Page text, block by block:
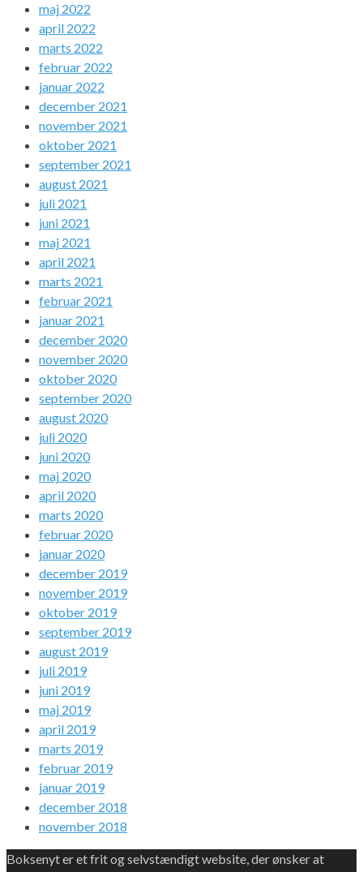
maj 2022
april 2022
marts 2022
februar 2022
januar 2022
december 2021
november 2021
oktober 2021
september 2021
august 2021
juli 2021
juni 2021
maj 2021
april 2021
marts 2021
februar 2021
januar 2021
december 2020
november 2020
oktober 2020
september 2020
august 2020
juli 2020
juni 2020
maj 2020
april 2020
marts 2020
februar 2020
januar 2020
december 2019
november 2019
oktober 2019
september 2019
august 2019
juli 2019
juni 2019
maj 2019
april 2019
marts 2019
februar 2019
januar 2019
december 2018
november 2018
Boksenyt er et frit og selvstændigt website, der ønsker at